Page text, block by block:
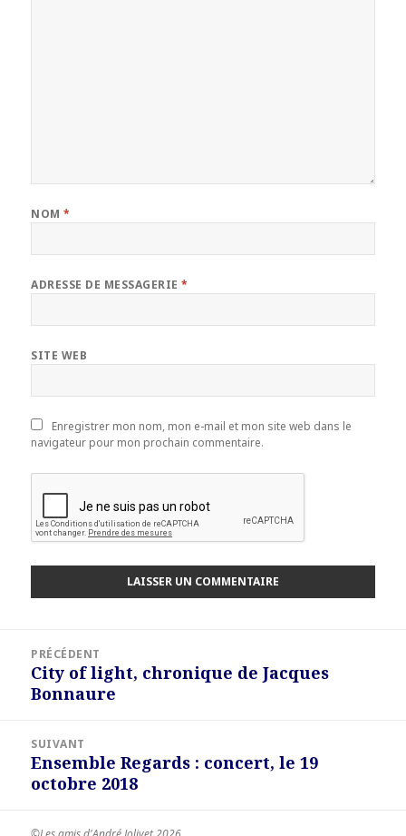
NOM*
ADRESSE DE MESSAGERIE*
SITE WEB
Enregistrer mon nom, mon e-mail et mon site web dans le
navigateur pour mon prochain commentaire.
l’article
PRÉCÉDENT
Article
précédent :
City of light, chronique de Jacques
Bonnaure
SUIVANT
Article
suivant :
Ensemble Regards : concert, le 19
octobre 2018